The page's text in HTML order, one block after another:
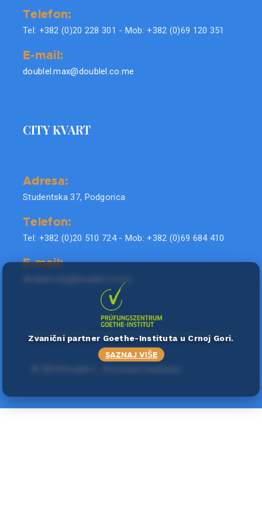
Telefon:
Tel: +382 (0)20 228 301 - Mob: +382 (0)69 120 351
E-mail:
doublel.max@doublel.co.me
CITY KVART
Adresa:
Studentska 37, Podgorica
Telefon:
Tel: +382 (0)20 510 724 - Mob: +382 (0)69 684 410
E-mail:
Zvanični partner Goethe-Instituta u Crnoj Gori.
SAZNAJ VIŠE